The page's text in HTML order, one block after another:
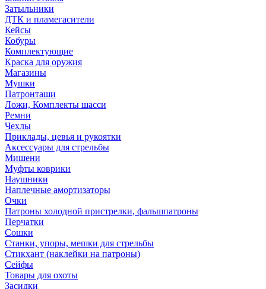
Затыльники
ДТК и пламегасители
Кейсы
Кобуры
Комплектующие
Краска для оружия
Магазины
Мушки
Патронташи
Ложи, Комплекты шасси
Ремни
Чехлы
Приклады, цевья и рукоятки
Аксессуары для стрельбы
Мишени
Муфты коврики
Наушники
Наплечные амортизаторы
Очки
Патроны холодной пристрелки, фальшпатроны
Перчатки
Сошки
Станки, упоры, мешки для стрельбы
Стикхант (наклейки на патроны)
Сейфы
Товары для охоты
Засидки